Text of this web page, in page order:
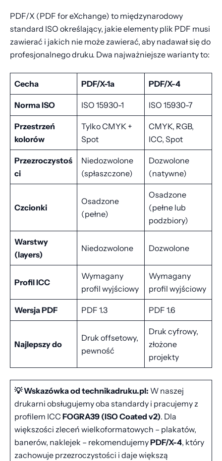
PDF/X (PDF for eXchange) to międzynarodowy
standard ISO określający, jakie elementy plik PDF musi
zawierać i jakich nie może zawierać, aby nadawał się do
profesjonalnego druku. Dwa najważniejsze warianty to:
Cecha PDF/X-1a PDF/X-4
Norma ISO ISO 15930-1 ISO 15930-7
Przestrzeń
kolorów
Tylko CMYK +
Spot
CMYK, RGB,
ICC, Spot
Przezroczystoś
ci
Niedozwolone
(spłaszczone)
Dozwolone
(natywne)
Czcionki
Osadzone
(pełne)
Osadzone
(pełne lub
podzbiory)
Warstwy
(layers)
Niedozwolone Dozwolone
Profil ICC
Wymagany
profil wyjściowy
Wymagany
profil wyjściowy
Wersja PDF PDF 1.3 PDF 1.6
Najlepszy do
Druk offsetowy,
pewność
Druk cyfrowy,
złożone
projekty
💡 Wskazówka od technikadruku.pl: W naszej
drukarni obsługujemy oba standardy i pracujemy z
profilem ICC FOGRA39 (ISO Coated v2). Dla
większości zleceń wielkoformatowych – plakatów,
banerów, naklejek – rekomendujemyPDF/X-4, który
zachowuje przezroczystości i daje większą